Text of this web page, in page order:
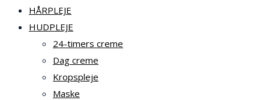
HÅRPLEJE
HUDPLEJE
24-timers creme
Dag creme
Kropspleje
Maske